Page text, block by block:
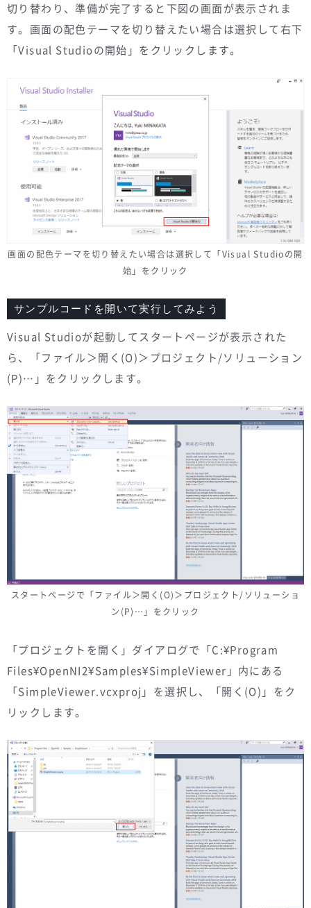
切り替わり、準備が完了すると下図の画面が表示されま
す。画面の配色テーマを切り替えたい場合は選択して右下
「Visual Studioの開始」をクリックします。
画面の配色テーマを切り替えたい場合は選択して「Visual Studioの開
始」をクリック
サンプルコードを開いて実行してみよう
Visual Studioが起動してスタートページが表示された
ら、「ファイル＞開く(O)＞プロジェクト/ソリューション
(P)…」をクリックします。
スタートページで「ファイル＞開く(O)＞プロジェクト/ソリューショ
ン(P)…」をクリック
「プロジェクトを開く」ダイアログで「C:¥Program
Files¥OpenNI2¥Samples¥SimpleViewer」内にある
「SimpleViewer.vcxproj」を選択し、「開く(O)」をク
リックします。